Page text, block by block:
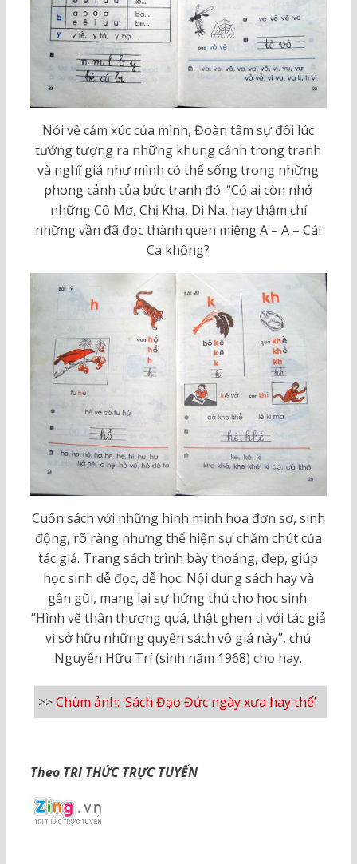
Nói về cảm xúc của mình, Đoàn tâm sự đôi lúc
tưởng tượng ra những khung cảnh trong tranh
và nghĩ giá như mình có thể sống trong những
phong cảnh của bức tranh đó. “Có ai còn nhớ
những Cô Mơ, Chị Kha, Dì Na, hay thậm chí
những vần đã đọc thành quen miệng A – A – Cái
Ca không?
Cuốn sách với những hình minh họa đơn sơ, sinh
động, rõ ràng nhưng thể hiện sự chăm chút của
tác giả. Trang sách trình bày thoáng, đẹp, giúp
học sinh dễ đọc, dễ học. Nội dung sách hay và
gần gũi, mang lại sự hứng thú cho học sinh.
“Hình vẽ thân thương quá, thật ghen tị với tác giả
vì sở hữu những quyển sách vô giá này”, chú
Nguyễn Hữu Trí (sinh năm 1968) cho hay.
>>Chùm ảnh: ‘Sách Đạo Đức ngày xưa hay thế’
Theo TRI THỨC TRỰC TUYẾN